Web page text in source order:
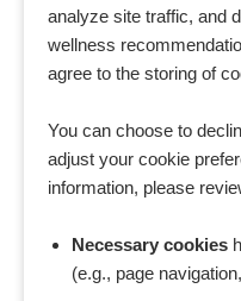
analyze site traffic, and
wellness
agree to the storing of
You can choose to
adjust your cookie
information, please
Necessary cookies
(e.g., page